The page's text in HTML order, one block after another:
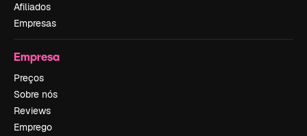
Afiliados
Empresas
Empresa
Preços
Sobre nós
Reviews
Emprego